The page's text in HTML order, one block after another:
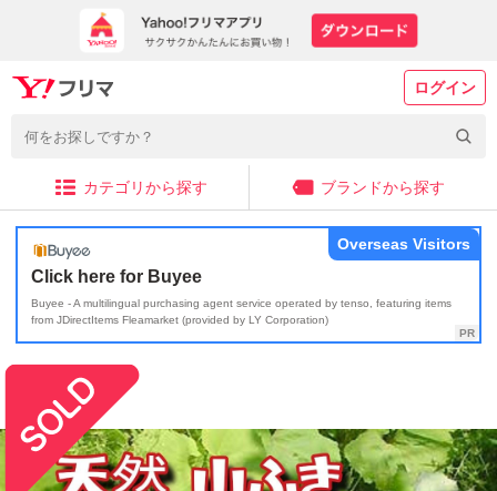
ログイン
カテゴリから探す ブランドから探す
Click here for Buyee
Buyee - A multilingual purchasing agent service operated by tenso, featuring items
from JDirectItems Fleamarket (provided by LY Corporation)
Overseas Visitors